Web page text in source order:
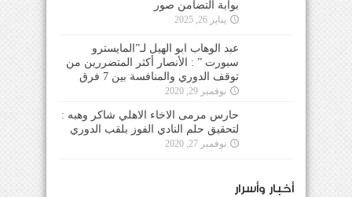
بوابة التضامن صور
يناير 26, 2025
عبد الوهاب ابو الهيل لـ”المايسترو
سبورت ” : الأنصار أكثر المتضررين من
توقف الدوري والمنافسة بين 7 فرق
نوفمبر 29, 2020
حارس مرمى الاخاء الاهلي شاكر وهبه :
لتحقيق حلم النادي الفوز بلقب الدوري
نوفمبر 27, 2020
أخبار وأسرار